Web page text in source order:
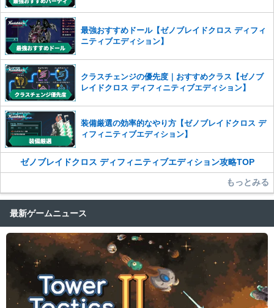
最強おすすめドール【ゼノブレイドクロス ディフィ
ニティブエディション】
クラスチェンジの優先度｜おすすめクラス【ゼノブ
レイドクロス ディフィニティブエディション】
装備厳選の効率的なやり方【ゼノブレイドクロス デ
ィフィニティブエディション】
ゼノブレイドクロス ディフィニティブエディション攻略TOP
もっとみる
最新ゲームニュース